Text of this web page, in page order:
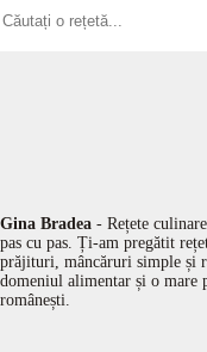
Gina Bradea - Rețete
pas cu pas. Ți-am pregătit
prăjituri, mâncăruri simple și
domeniul alimentar și o mare
românești.